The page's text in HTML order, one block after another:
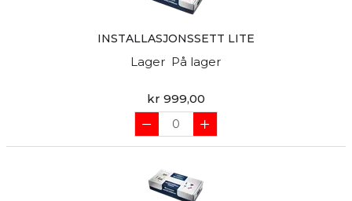
INSTALLASJONSSETT LITE
Lager På lager
kr 999,00